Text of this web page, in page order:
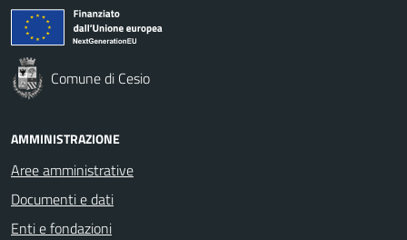
Comune di Cesio
AMMINISTRAZIONE
Aree amministrative
Documenti e dati
Enti e fondazioni